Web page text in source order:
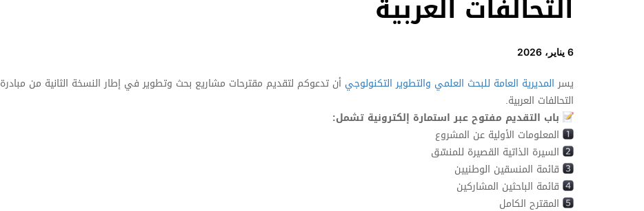
التحالفات العربية
6 يناير، 2026
يسرالمديرية العامة للبحث العلمي والتطوير التكنولوجي أن تدعوكم لتقديم مقترحات مشاريع بحث وتطوير في إطار النسخة الثانية من مبادرة
التحالفات العربية.
باب التقديم مفتوح عبر استمارة إلكترونية تشمل:
المعلومات الأولية عن المشروع
السيرة الذاتية القصيرة للمنسّق
قائمة المنسقين الوطنيين
قائمة الباحثين المشاركين
المقترح الكامل